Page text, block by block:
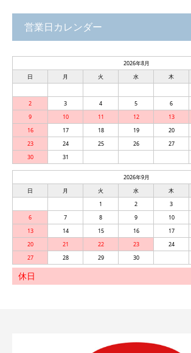
営業日カレンダー
2026年8月
日
月 火 水 木
2
3 4 5 6
9
10 11 12 13
16
17 18 19 20
23
24 25 26 27
30
31
2026年9月
日
月 火 水 木
1
2 3
6
7 8 9 10
13
14 15 16 17
20
21 22 23 24
27
28 29 30
休日